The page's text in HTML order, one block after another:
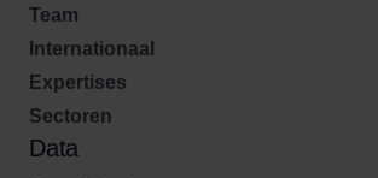
Team
Internationaal
Expertises
Sectoren
Data